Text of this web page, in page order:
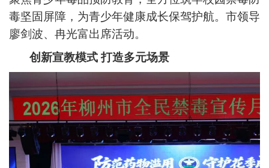
毒坚固屏障，为青少年健康成长保驾护航。市领导
廖剑波、冉光富出席活动。
创新宣教模式 打造多元场景